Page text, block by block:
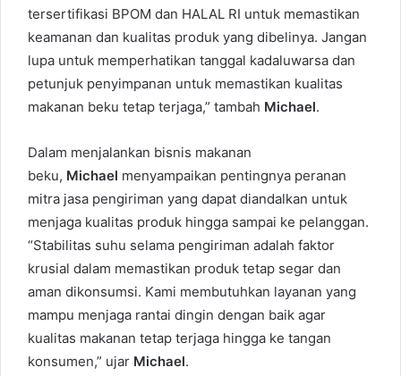
tersertifikasi BPOM dan HALAL RI untuk memastikan
keamanan dan kualitas produk yang dibelinya. Jangan
lupa untuk memperhatikan tanggal kadaluwarsa dan
petunjuk penyimpanan untuk memastikan kualitas
makanan beku tetap terjaga,” tambah Michael.
Dalam menjalankan bisnis makanan
beku, Michael menyampaikan pentingnya peranan
mitra jasa pengiriman yang dapat diandalkan untuk
menjaga kualitas produk hingga sampai ke pelanggan.
“Stabilitas suhu selama pengiriman adalah faktor
krusial dalam memastikan produk tetap segar dan
aman dikonsumsi. Kami membutuhkan layanan yang
mampu menjaga rantai dingin dengan baik agar
kualitas makanan tetap terjaga hingga ke tangan
konsumen,” ujar Michael.